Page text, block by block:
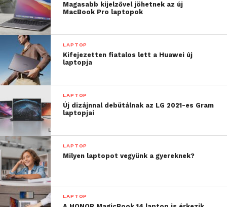
Magasabb kijelzővel jöhetnek az új
MacBook Pro laptopok
LAPTOP
Kifejezetten fiatalos lett a Huawei új
laptopja
LAPTOP
Új dizájnnal debütálnak az LG 2021-es Gram
laptopjai
LAPTOP
Milyen laptopot vegyünk a gyereknek?
LAPTOP